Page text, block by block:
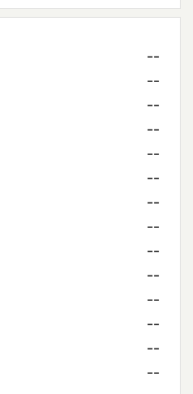
--
--
--
--
--
--
--
--
--
--
--
--
--
--